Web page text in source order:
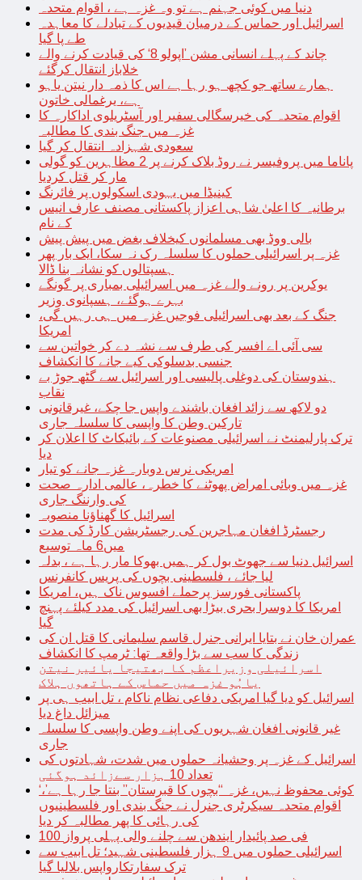
دنیا میں کوئی جہنم ہے تو وہ غزہ ہے ، اقوام متحدہ
اسرائیل اور حماس کے درمیان قیدیوں کے تبادلے کا معاہدہ
طے پا گیا
چاند کے پہلے انسانی مشن ’اپولو 8‘ کی قیادت کرنے والے
خلاباز انتقال کرگئے
ہمارے ساتھ جو کچھ ہو رہا ہے اس کا ذمہ دار نیتن یاہو
ہے، یرغمالی خاتون
اقوام متحدہ کی خیرسگالی سفیر اور آسٹریلوی اداکارہ کا
غزہ میں جنگ بندی کا مطالبہ
سعودی شہزادہ انتقال کر گیا
پاناما میں پروفیسر نے روڈ بلاک کرنے پر 2 مظاہرین کو گولی
مار کر قتل کردیا
کینیڈا میں یہودی اسکولوں پر فائرنگ
برطانیہ کا اعلیٰ شاہی اعزاز پاکستانی مصنف عارف انیس
کے نام
بالی ووڈ بھی مسلمانوں کیخلاف بغض میں پیش پیش
غزہ پر اسرائیلی حملوں کا سلسلہ رک نہ سکا، ایک بار پھر
ہسپتالوں کو نشانہ بنا ڈالا
یوکرین پر رونے والے غزہ میں اسرائیلی بمباری پر گونگے
بہرے ہوگئے، ہسپانوی وزیر
جنگ کے بعد بھی اسرائیلی فوجیں غزہ میں ہی رہیں گی،
امریکا
سی آئی اے افسر کی طرف سے نشہ دے کر خواتین سے
جنسی بدسلوکی کیے جانے کا انکشاف
ہندوستان کی دوغلی پالیسی اور اسرائیل سے گٹھ جوڑ بے
نقاب
دو لاکھ سے زائد افغان باشندے واپس جا چکے، غیرقانونی
تارکین وطن کا واپسی کا سلسلہ جاری
ترک پارلیمنٹ نے اسرائیلی مصنوعات کے بائیکاٹ کا اعلان کر
دیا
امریکی نرس دوبارہ غزہ جانے کو تیار
غزہ میں وبائی امراض پھوٹنے کا خطرہ، عالمی ادارہ صحت
کی وارننگ جاری
اسرائیل کا گھناؤنا منصوبہ
رجسٹرڈ افغان مہاجرین کی رجسٹریشن کارڈ کی مدت
میں6 ماہ توسیع
اسرائیل دنیا سے جھوٹ بول کر ہمیں بھوکا مار رہا ہے ، بدلہ
لیا جائے ، فلسطینی بچوں کی پریس کانفرنس
پاکستانی فورسز پرحملے افسوس ناک ہیں، امریکا
امریکا کا دوسرا بحری بیڑا بھی اسرائیل کی مدد کیلئے پہنچ
گیا
عمران خان نے بتایا ایرانی جنرل قاسم سلیمانی کا قتل ان کی
زندگی کا سب سے بڑا واقعہ تھا: ٹرمپ کا انکشاف
اسرائیلی وزیراعظم کا بھتیجا یائیر نیتن
یاہُو غزہ میں حماس کے ہاتھوں ہلاک
اسرائیل کو دیا گیا امریکی دفاعی نظام ناکام ، تل ابیب ہی پر
میزائل داغ دیا
غیر قانونی افغان شہریوں کی اپنے وطن واپسی کا سلسلہ
جاری
اسرائیل کے غزہ پر وحشیانہ حملوں میں شدت، شہادتوں کی
تعداد 10 ہزار سےزائد ہوگئی
‘کوئی محفوظ نہیں، غزہ “بچوں کا قبرستان” بنتا جا رہا ہے’،
اقوام متحدہ سیکرٹری جنرل نے جنگ بندی اور فلسطینیوں
کی رہائی کا پھر مطالبہ کر دیا
100 فی صد پائیدار ایندھن سے چلنے والی پہلی پرواز
اسرائیلی حملوں میں 9 ہزار فلسطینی شہید؛ تل ابیب سے
ترک سفارتکارواپس بلالیا گیا